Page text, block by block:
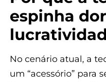
espinha
No cenário atual, a
um “acessório” para